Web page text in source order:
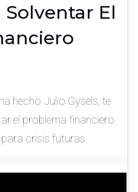
Solventar El
hecho Julio Gysels, te
el problema financiero
crisis futuras.